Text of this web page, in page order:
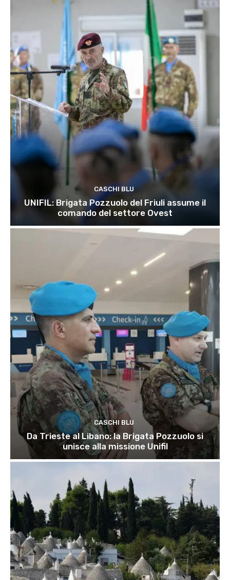
CASCHI BLU
UNIFIL: Brigata Pozzuolo del Friuli assume il
comando del settore Ovest
CASCHI BLU
Da Trieste al Libano: la Brigata Pozzuolo si
unisce alla missione Unifil